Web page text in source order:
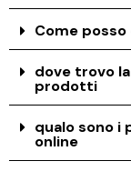
Come
dove trovo
prodotti
qualo sono i
online